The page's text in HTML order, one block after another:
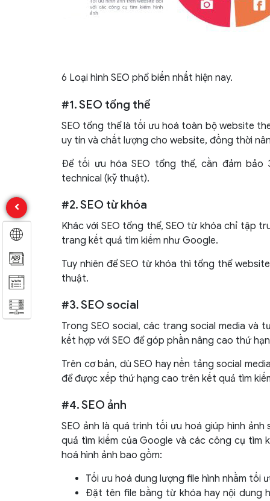
6 Loại hình SEO phổ biến nhất hiện nay.
#1. SEO tổng thể
SEO tổng thể là tối ưu hoá toàn bộ website
uy tín và chất lượng cho website, đồng thời
Để tối ưu hóa SEO tổng thể, cần đảm bảo
technical (kỹ thuật).
#2. SEO từ khóa
Khác với SEO tổng thể, SEO từ khóa chỉ tập
trang kết quả tìm kiếm như Google.
Tuy nhiên để SEO từ khóa thì tổng thể
thuật.
#3. SEO social
Trong SEO social, các trang social media và
kết hợp với SEO để góp phần nâng cao thứ
Trên cơ bản, dù SEO hay nền tảng social
để được xếp thứ hạng cao trên kết quả tìm
#4. SEO ảnh
SEO ảnh là quá trình tối ưu hoá giúp hình
quả tìm kiếm của Google và các công cụ tìm
hoá hình ảnh bao gồm:
Tối ưu hoá dung lượng file hình nhằm tối
Đặt tên file bằng từ khóa hay nội dung